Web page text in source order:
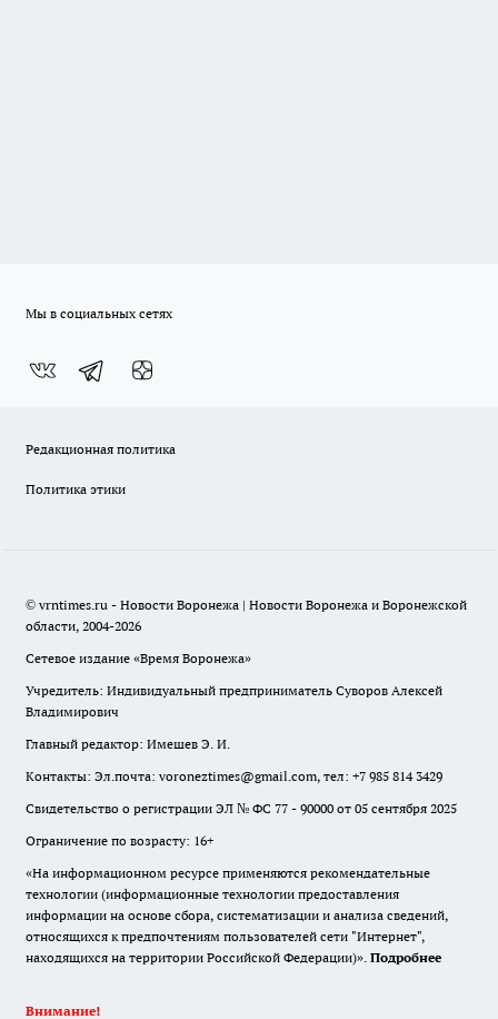
Мы в социальных сетях
Редакционная политика
Политика этики
© vrntimes.ru - Новости Воронежа | Новости Воронежа и Воронежской
области, 2004-2026
Сетевое издание «Время Воронежа»
Учредитель: Индивидуальный предприниматель Суворов Алексей
Владимирович
Главный редактор: Имешев Э. И.
Контакты: Эл.почта: voroneztimes@gmail.com, тел: +7 985 814 3429
Свидетельство о регистрации ЭЛ № ФС 77 - 90000 от 05 сентября 2025
Ограничение по возрасту: 16+
«На информационном ресурсе применяются рекомендательные
технологии (информационные технологии предоставления
информации на основе сбора, систематизации и анализа сведений,
относящихся к предпочтениям пользователей сети "Интернет",
находящихся на территории Российской Федерации)». Подробнее
Внимание!